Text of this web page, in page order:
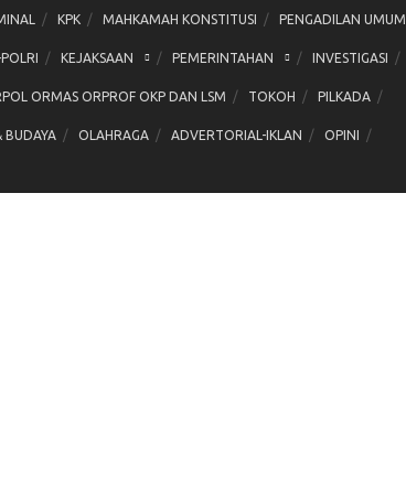
KPK MAHKAMAH KONSTITUSI PENGADILAN UMUM
KEJAKSAAN PEMERINTAHAN INVESTIGASI
ORMAS ORPROF OKP DAN LSM TOKOH PILKADA
BUDAYA OLAHRAGA ADVERTORIAL-IKLAN OPINI